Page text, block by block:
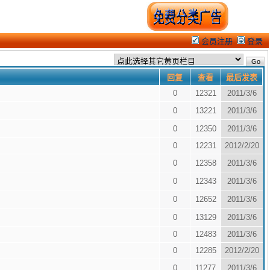
会员注册 登录
回复 查看
最后发表
0
12321
2011/3/6
0
13221
2011/3/6
0
12350
2011/3/6
0
12231
2012/2/20
0
12358
2011/3/6
0
12343
2011/3/6
0
12652
2011/3/6
0
13129
2011/3/6
0
12483
2011/3/6
0
12285
2012/2/20
0
11277 2011/3/6